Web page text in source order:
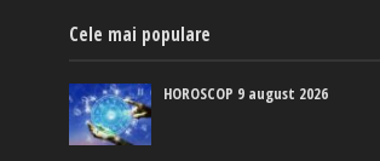
Cele mai populare
HOROSCOP 9 august 2026